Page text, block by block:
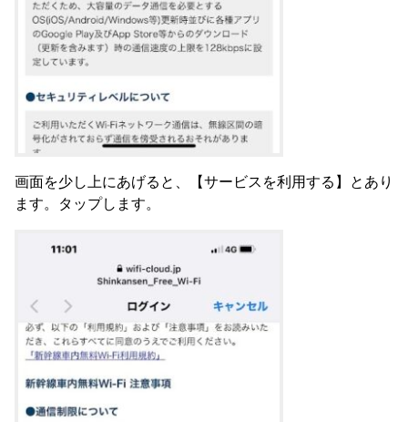
画面を少し上にあげると、【サービスを利用する】とあり
ます。タップします。